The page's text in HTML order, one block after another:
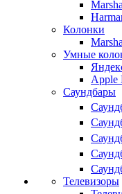
Колонки
Умные
Apple
Саундбары
Телевизоры